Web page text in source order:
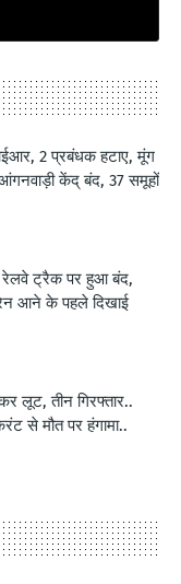
2 प्रबंधक हटाए, मूंग
केंद् बंद, 37 समूहों
रेलवे ट्रैक पर हुआ बंद,
आने के पहले दिखाई
कर लूट, तीन गिरफ्तार..
से मौत पर हंगामा..